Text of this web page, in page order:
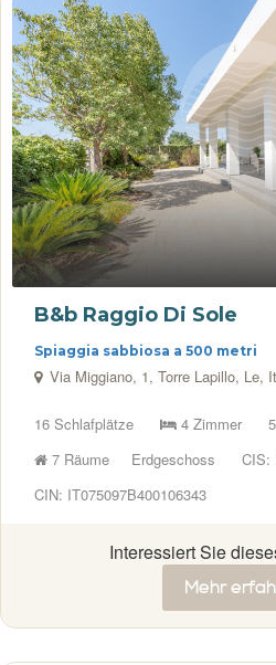
B&b Raggio Di Sole
Spiaggia sabbiosa a 500 metri
Via Miggiano, 1, Torre Lapillo, Le,
16 Schlafplätze 4 Zimmer
7 Räume
Erdgeschoss
CIS:
CIN: IT075097B400106343
Interessiert Sie
Mehr